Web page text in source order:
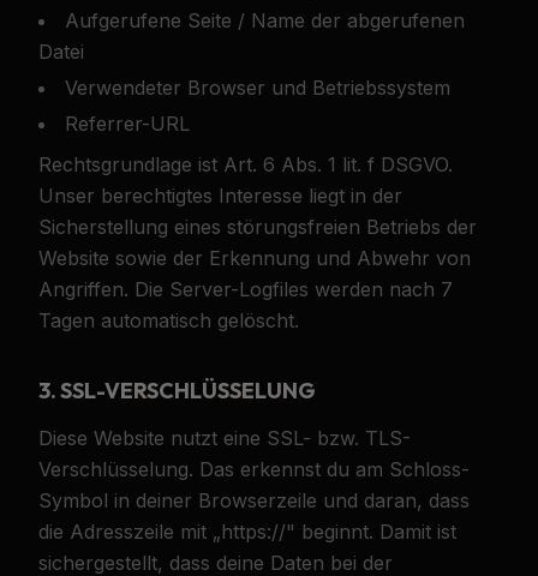
Aufgerufene Seite / Name der abgerufenen
Datei
Verwendeter Browser und Betriebssystem
Referrer-URL
Rechtsgrundlage ist Art. 6 Abs. 1 lit. f DSGVO.
Unser berechtigtes Interesse liegt in der
Sicherstellung eines störungsfreien Betriebs der
Website sowie der Erkennung und Abwehr von
Angriffen. Die Server-Logfiles werden nach 7
Tagen automatisch gelöscht.
3. SSL-VERSCHLÜSSELUNG
Diese Website nutzt eine SSL- bzw. TLS-
Verschlüsselung. Das erkennst du am Schloss-
Symbol in deiner Browserzeile und daran, dass
die Adresszeile mit „https://" beginnt. Damit ist
sichergestellt, dass deine Daten bei der